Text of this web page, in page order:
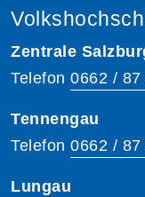
Zentrale
Telefon 0662 /
Tennengau
Telefon 0662 /
Lungau